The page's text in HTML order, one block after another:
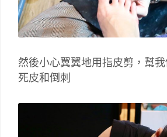
然後小心翼翼地用指皮剪，幫
死皮和倒刺